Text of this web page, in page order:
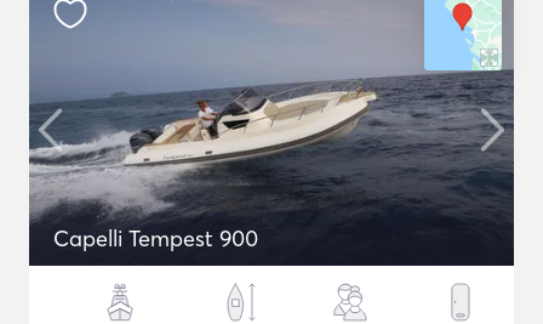
Capelli Tempest 900